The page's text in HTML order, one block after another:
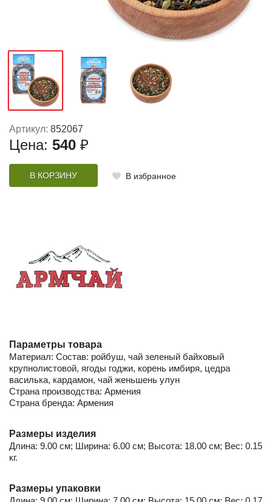
Артикул: 852067
Цена: 540 ₽
В КОРЗИНУ В избранное
Параметры товара
Материал: Состав: ройбуш, чай зеленый байховый
крупнолистовой, ягоды годжи, корень имбиря, цедра
василька, кардамон, чай женьшень улун
Страна производства: Армения
Страна бренда: Армения
Размеры изделия
Длина: 9.00 см; Ширина: 6.00 см; Высота: 18.00 см; Вес: 0.15
кг.
Размеры упаковки